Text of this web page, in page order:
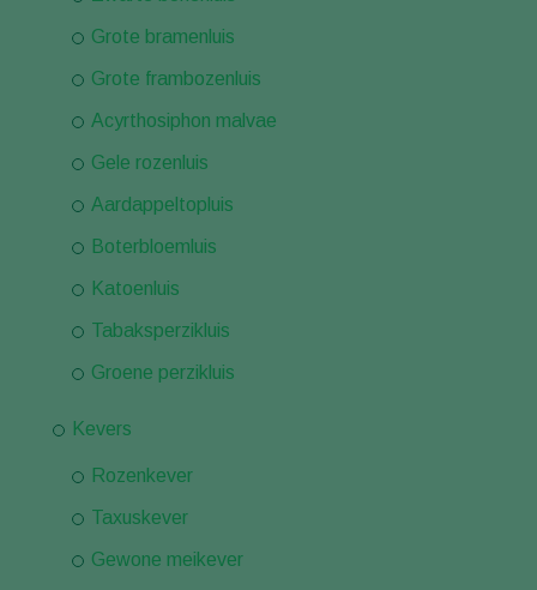
Grote bramenluis
Grote frambozenluis
Acyrthosiphon malvae
Gele rozenluis
Aardappeltopluis
Boterbloemluis
Katoenluis
Tabaksperzikluis
Groene perzikluis
Kevers
Rozenkever
Taxuskever
Gewone meikever